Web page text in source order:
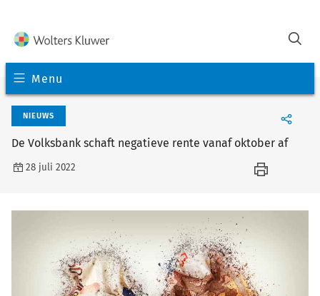
Menu
NIEUWS
De Volksbank schaft negatieve rente vanaf oktober af
28 juli 2022